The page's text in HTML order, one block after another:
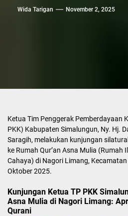
Wida Tarigan November 2, 2025
Ketua Tim Penggerak Pemberdayaan
PKK) Kabupaten Simalungun, Ny. Hj.
Saragih, melakukan kunjungan
ke Rumah Qur’an Asna Mulia (Rumah
Cahaya) di Nagori Limang,
Oktober 2025.
Kunjungan Ketua TP PKK
Asna Mulia di Nagori Limang:
Qurani